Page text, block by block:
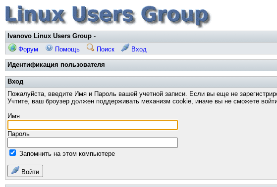
Ivanovo Linux Users Group -
Форум
Помощь Поиск Вход
Идентификация пользователя
Вход
Пожалуйста, введите Имя и Пароль вашей учетной записи. Если вы еще не
Учтите, ваш броузер должен поддерживать механизм cookie, иначе вы не сможете
Имя
Пароль
Запомнить на этом компьютере
Войти